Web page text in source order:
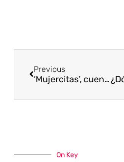
Previous
‘Mujercitas’, cuento vencedor en el II Concurso de relatos de Valpuesta
On Key